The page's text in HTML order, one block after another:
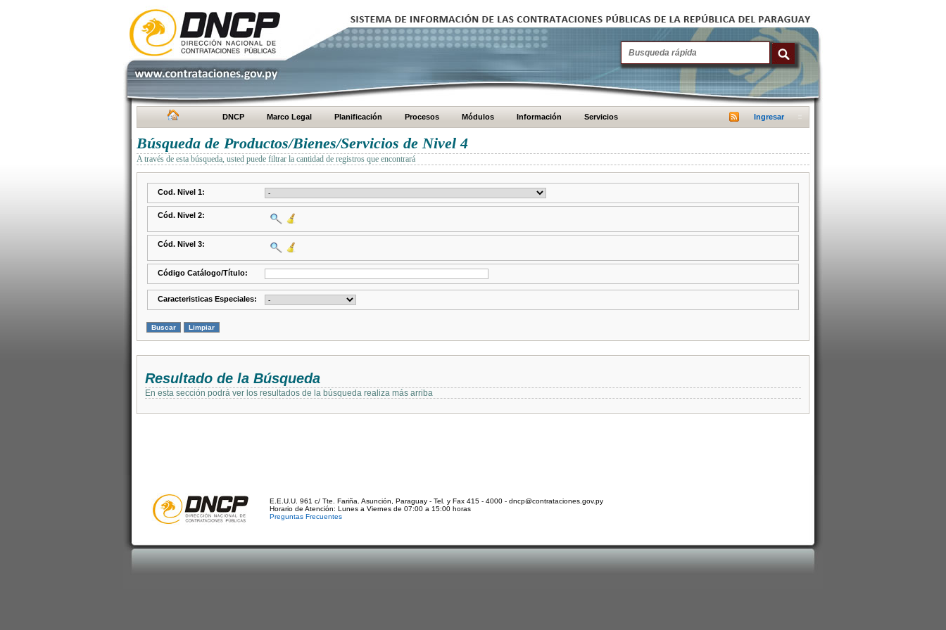
DNCP Marco Legal Planificación Procesos Módulos Información Servicios Ingresar
Búsqueda de Productos/Bienes/Servicios de Nivel 4
A través de esta búsqueda, usted puede filtrar la cantidad de registros que encontrará
Cod. Nivel 1:
Cód. Nivel 2:
Cód. Nivel 3:
Código Catálogo/Título:
Caracteristicas Especiales:
Resultado de la Búsqueda
En esta sección podrá ver los resultados de la búsqueda realiza más arriba
E.E.U.U. 961 c/ Tte. Fariña. Asunción, Paraguay - Tel. y Fax 415 - 4000 - dncp@contrataciones.gov.py
Horario de Atención: Lunes a Viernes de 07:00 a 15:00 horas
Preguntas Frecuentes